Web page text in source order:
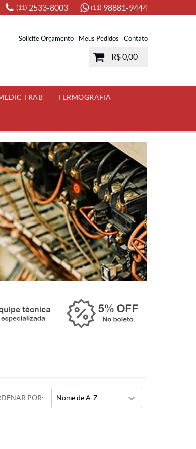
(11) 2533-8003 (11) 98881-9444
Solicite Orçamento Meus Pedidos Contato
R$ 0,00
TRAB TERMOGRAFIA
POR Nome de A-Z